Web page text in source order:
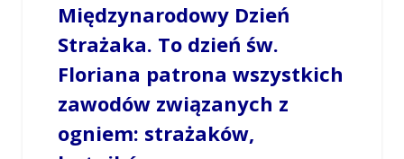
Międzynarodowy Dzień
Strażaka. To dzień św.
Floriana patrona wszystkich
zawodów związanych z
ogniem: strażaków,